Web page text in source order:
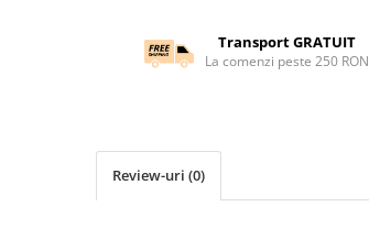
Transport GRATUIT
La comenzi peste 250 RON
Review-uri (0)